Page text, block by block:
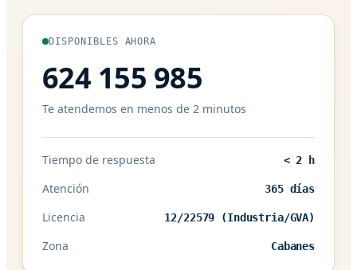
DISPONIBLES AHORA
624 155 985
Te atendemos en menos de 2 minutos
Tiempo de respuesta < 2 h
Atención 365 días
Licencia 12/22579 (Industria/GVA)
Zona Cabanes